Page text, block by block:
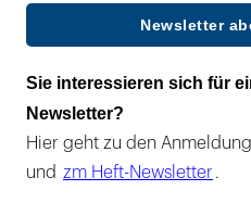
Newsletter
Sie interessieren sich für
Newsletter?
Hier geht zu den
und zm Heft-Newsletter .